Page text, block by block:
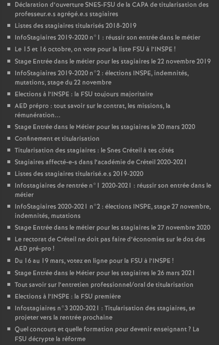
Déclaration d’ouvertureSNES-FSU de la CAPAde titularisation des
professeur.e.s agrégé.e.s stagiaires
Listes des stagiaires titularisés 2018-2019
InfoStagiaires 2019-2020 n°1 : réussir son entrée dans le métier
Le 15 et 16 octobre, on vote pour la liste FSU à l’INSPE !
Stage Entrée dans le métier pour les stagiaires le 22 novembre 2019
InfoStagiaires 2019-2020 n°2 : élections INSPE, indemnités,
mutations, stage du 22 novembre
Elections à l’INSPE : la FSU toujours majoritaire
AED prépro : tout savoir sur le contrat, les missions, la
rémunération...
Stage Entrée dans le Métier pour les stagiaires le 20 mars 2020
Confinement et titularisation
Titularisation des stagiaires : le Snes Créteil à tes côtés
Stagiaires affecté-e-s dans l’académie de Créteil 2020-2021
Listes des stagiaires titularisé.e.s 2019-2020
Infostagiaires de rentrée n°1 2020-2021 : réussir son entrée dans le
métier
InfoStagiaires 2020-2021 n°2 : élections INSPE, stage 27 novembre,
indemnités, mutations
Stage Entrée dans le métier pour les stagiaires le 27 novembre 2020
Le rectorat de Créteil ne doit pas faire d’économies sur le dos des
AED pré-pro !
Du 16 au 19 mars, votez en ligne pour la FSU à l’INSPE !
Stage Entrée dans le Métier pour les stagiaires le 26 mars 2021
Tout savoir sur l’entretien professionnel/oral de titularisation
Elections à l’INSPE : la FSU première
Infostagiaires n°3 2020-2021 : Titularisation des stagiaires, se
projeter vers la rentrée prochaine
Quel concours et quelle formation pour devenir enseignant? La
FSU décrypte la réforme